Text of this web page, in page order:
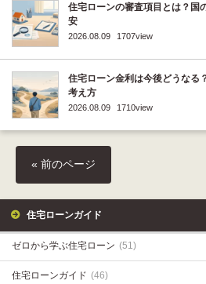
住宅ローンの審査項目とは？国
安
2026.08.09 1707view
住宅ローン金利は今後どうなる
考え方
2026.08.09 1710view
« 前のページ
住宅ローンガイド
ゼロから学ぶ住宅ローン (51)
住宅ローンガイド (46)